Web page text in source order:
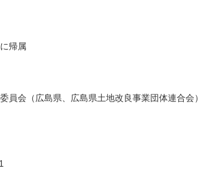
帰属
員会（広島県、広島県土地改良事業団体連合会）